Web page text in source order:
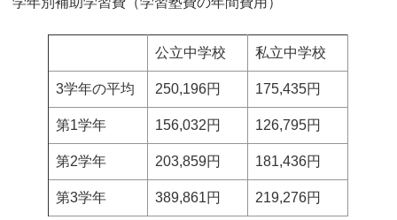
公立中学校 私立中学校
3学年の平均 250,196円 175,435円
第1学年 156,032円 126,795円
第2学年 203,859円 181,436円
第3学年 389,861円 219,276円